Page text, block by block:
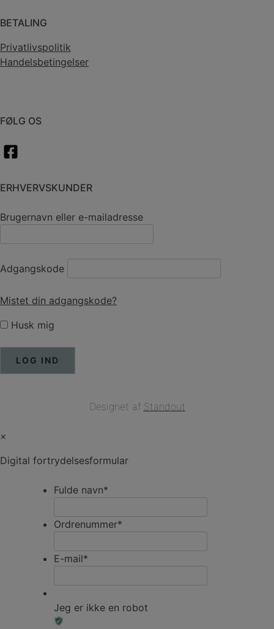
BETALING
Privatlivspolitik
Handelsbetingelser
FØLG OS
ERHVERVSKUNDER
Brugernavn eller e-mailadresse
Adgangskode
Mistet din adgangskode?
Husk mig
Designet af Standout
×
Digital fortrydelsesformular
Fulde navn*
Ordrenummer*
E-mail*
Jeg er ikke en robot